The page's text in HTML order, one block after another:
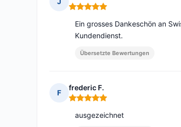
Hinweis: 5 von 5
Ein grosses Dankeschön an
Kundendienst.
Übersetzte Bewertungen
F
frederic F.
Hinweis: 5 von 5
ausgezeichnet